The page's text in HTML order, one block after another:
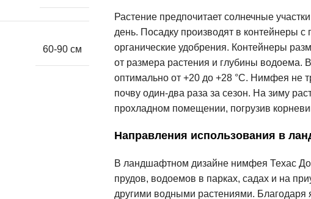
60-90 см
Растение предпочитает солнечные
день. Посадку производят в контейнеры
органические удобрения. Контейнеры
от размера растения и глубины водоема.
оптимально от +20 до +28 °C. Нимфея не
почву один-два раза за сезон. На зиму
прохладном помещении, погрузив
Направления использования в
В ландшафтном дизайне нимфея Техас
прудов, водоемов в парках, садах и на
другими водными растениями. Благодаря